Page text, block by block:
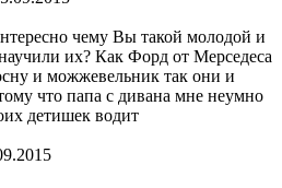
чему Вы такой молодой и
их? Как Форд от Мерседеса
и можжевельник так они и
что папа с дивана мне неумно
детишек водит